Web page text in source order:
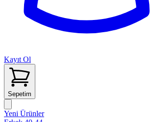
Kayıt Ol
Sepetim
Yeni Ürünler